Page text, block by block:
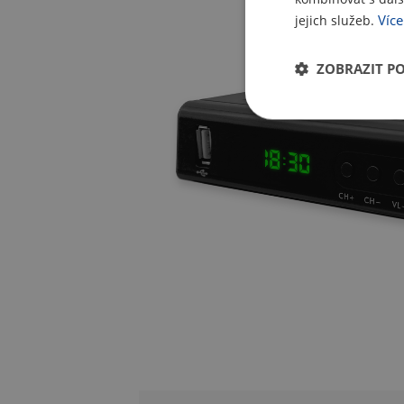
jejich služeb.
ZOBRAZIT